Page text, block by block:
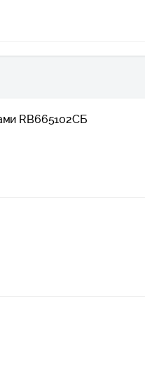
RB665102СБ